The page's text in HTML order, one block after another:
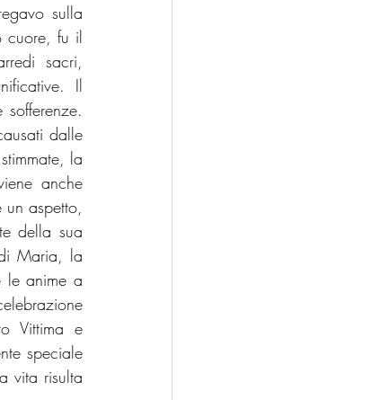
sulla
cuore, fu il
sacri,
Il
dalle
la
anche
un aspetto,
della sua
Maria, la
le anime a
Vittima e
speciale
vita risulta